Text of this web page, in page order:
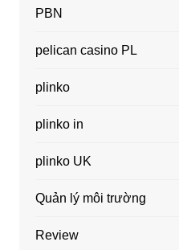
PBN
pelican casino PL
plinko
plinko in
plinko UK
Quản lý môi trường
Review